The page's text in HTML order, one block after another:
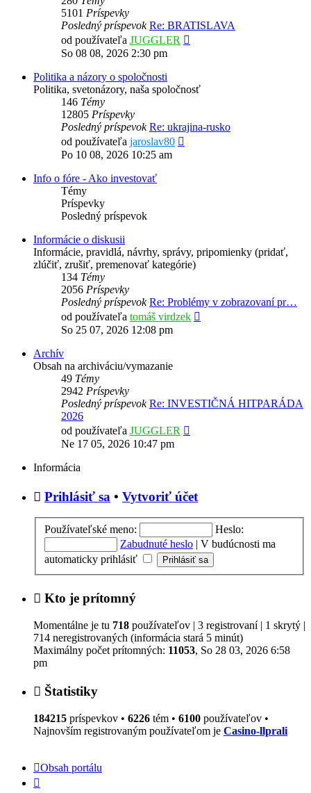
5101 Príspevky
Posledný príspevok Re: BRATISLAVA
od používateľa JUGGLER
So 08 08, 2026 2:30 pm
Politika a názory o spoločnosti
Politika, svetonázory, naša spoločnosť
146 Témy
12805 Príspevky
Posledný príspevok Re: ukrajina-rusko
od používateľa jaroslav80
Po 10 08, 2026 10:25 am
Info o fóre - Ako investovať
Témy
Príspevky
Posledný príspevok
Informácie o diskusii
Informácie, pravidlá, návrhy, správy, pripomienky (pridať,
zlúčiť, zrušiť, premenovať kategórie)
134 Témy
2056 Príspevky
Posledný príspevok Re: Problémy v zobrazovaní pr…
od používateľa tomáš virdzek
So 25 07, 2026 12:08 pm
Archív
Obsah na archiváciu/vymazanie
49 Témy
2942 Príspevky
Posledný príspevok Re: INVESTIČNÁ HITPARÁDA
2026
od používateľa JUGGLER
Ne 17 05, 2026 10:47 pm
Informácia
Prihlásiť sa • Vytvoriť účet
Používateľské meno:
Heslo:
Zabudnuté heslo | V budúcnosti ma
automaticky prihlásiť
Kto je prítomný
Momentálne je tu 718 používateľov | 3 registrovaní | 1 skrytý |
714 neregistrovaných (informácia stará 5 minút)
Maximálny počet prítomných: 11053, So 28 03, 2026 6:58
pm
Štatistiky
184215 príspevkov • 6226 tém • 6100 používateľov •
Najnovším registrovaným používateľom je Casino-llprali
Obsah portálu